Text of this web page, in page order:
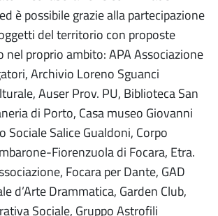
è possibile grazie alla partecipazione
del territorio con proposte
nel proprio ambito: APA Associazione
Archivio Loreno Sguanci
Auser Prov. PU, Biblioteca San
di Porto, Casa museo Giovanni
Sociale Salice Gualdoni, Corpo
Fiorenzuola di Focara, Etra.
Focara per Dante, GAD
d’Arte Drammatica, Garden Club,
Sociale, Gruppo Astrofili